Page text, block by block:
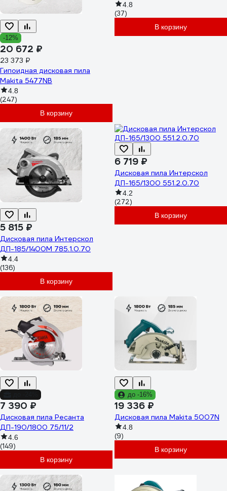
-12%
20 672 ₽
23 373 ₽
Гипоидная дисковая пила
Makita 5477NB
4.8
(247)
В корзину
4.8
(37)
В корзину
5 815 ₽
Дисковая пила Интерскол
ДП-185/1400М 785.1.0.70
4.4
(136)
В корзину
6 719 ₽
Дисковая пила Интерскол
ДП-165/1300 551.2.0.70
4.2
(272)
В корзину
7 390 ₽
Дисковая пила Ресанта
ДП-190/1800 75/11/2
4.6
(149)
В корзину
до -16%
19 336 ₽
Дисковая пила Makita 5007N
4.8
(9)
В корзину